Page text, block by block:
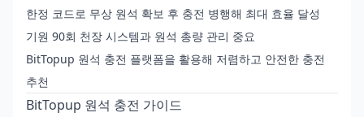
한정 코드로 무상 원석 확보 후 충전 병행해 최대 효율 달성
기원 90회 천장 시스템과 원석 총량 관리 중요
BitTopup 원석 충전 플랫폼을 활용해 저렴하고 안전한 충전
추천
BitTopup 원석 충전 가이드